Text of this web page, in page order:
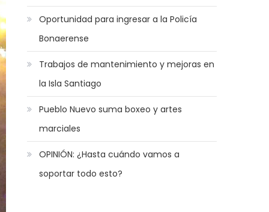
Oportunidad para ingresar a la Policía
Bonaerense
Trabajos de mantenimiento y mejoras en
la Isla Santiago
Pueblo Nuevo suma boxeo y artes
marciales
OPINIÓN: ¿Hasta cuándo vamos a
soportar todo esto?